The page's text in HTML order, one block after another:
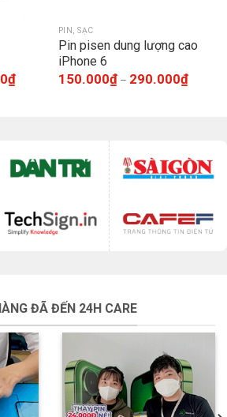
₫
PIN, SẠC
Pin pisen dung lượng cao
iPhone 6
150.000₫– 290.000₫
ĐÃ ĐẾN 24H CARE